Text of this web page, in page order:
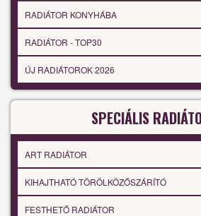
RADIÁTOR KONYHÁBA
RADIÁTOR - TOP30
ÚJ RADIÁTOROK 2026
SPECIÁLIS
ART RADIÁTOR
KIHAJTHATÓ TÖRÖLKÖZŐSZÁRÍTÓ
FESTHETŐ RADIÁTOR